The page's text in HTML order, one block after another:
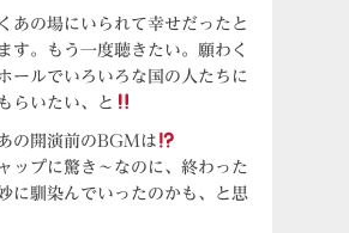
あの場にいられて幸せだったと
す。もう一度聴きたい。願わく
ールでいろいろな国の人たちに
らいたい、と
の開演前のBGMは
ップに驚き〜なのに、終わった
に馴染んでいったのかも、と思